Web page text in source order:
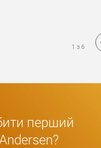
1 з 6
перший